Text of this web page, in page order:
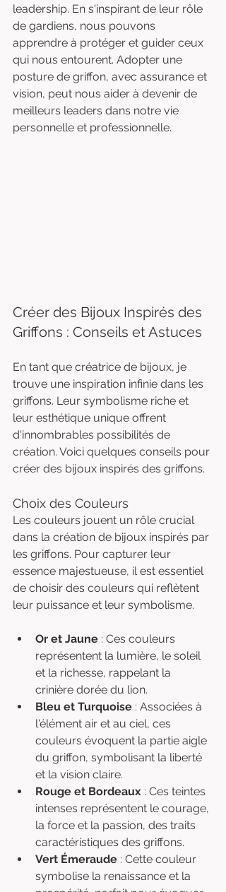
leadership. En s'inspirant de leur rôle
de gardiens, nous pouvons
apprendre à protéger et guider ceux
qui nous entourent. Adopter une
posture de griffon, avec assurance et
vision, peut nous aider à devenir de
meilleurs leaders dans notre vie
personnelle et professionnelle.
Créer des Bijoux Inspirés des
Griffons : Conseils et Astuces
En tant que créatrice de bijoux, je
trouve une inspiration infinie dans les
griffons. Leur symbolisme riche et
leur esthétique unique offrent
d'innombrables possibilités de
création. Voici quelques conseils pour
créer des bijoux inspirés des griffons.
Choix des Couleurs
Les couleurs jouent un rôle crucial
dans la création de bijoux inspirés par
les griffons. Pour capturer leur
essence majestueuse, il est essentiel
de choisir des couleurs qui reflètent
leur puissance et leur symbolisme.
Or et Jaune : Ces couleurs
représentent la lumière, le soleil
et la richesse, rappelant la
crinière dorée du lion.
Bleu et Turquoise : Associées à
l'élément air et au ciel, ces
couleurs évoquent la partie aigle
du griffon, symbolisant la liberté
et la vision claire.
Rouge et Bordeaux : Ces teintes
intenses représentent le courage,
la force et la passion, des traits
caractéristiques des griffons.
Vert Émeraude : Cette couleur
symbolise la renaissance et la